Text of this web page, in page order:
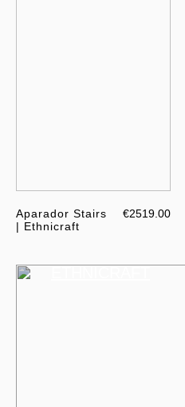
Aparador Stairs
| Ethnicraft
€2519.00